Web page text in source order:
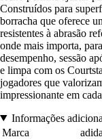
Construídos para
borracha que oferece
resistentes à abrasão
onde mais importa,
desempenho, sessão
e limpa com os
jogadores que
impressionante em
Informações
Marca